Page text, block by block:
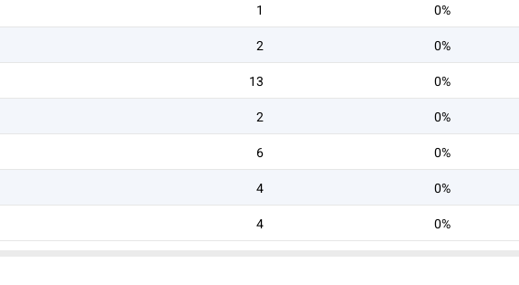
0%
1
0%
2
0%
13
0%
2
0%
6
0%
4
0%
4